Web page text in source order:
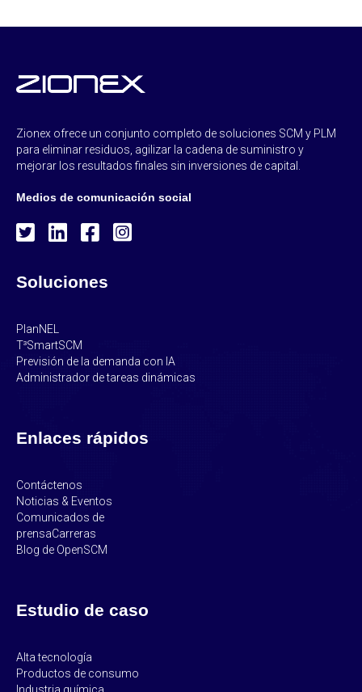
Zionex ofrece un conjunto completo de soluciones SCM y PLM
para eliminar residuos, agilizar la cadena de suministro y
mejorar los resultados finales sin inversiones de capital.
Medios de comunicación social
Soluciones
PlanNEL
T³SmartSCM
Previsión de la demanda con IA
Administrador de tareas dinámicas
Enlaces rápidos
Contáctenos
Noticias & Eventos
Comunicados de
prensaCarreras
Blog de OpenSCM
Estudio de caso
Alta tecnología
Productos de consumo
Industria química